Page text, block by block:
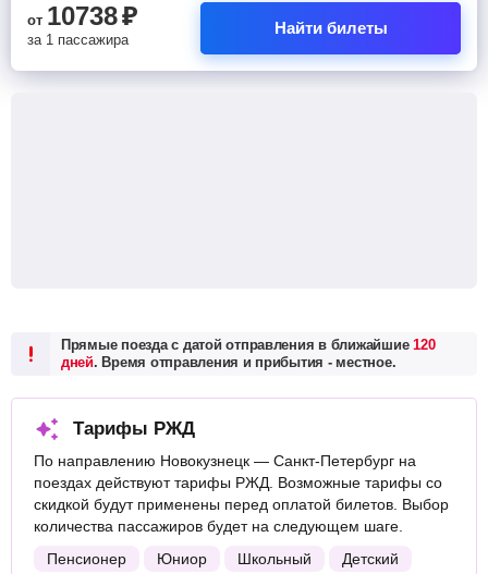
от 10738₽
за 1 пассажира
Найти билеты
Прямые поезда с датой отправления в ближайшие120
дней. Время отправления и прибытия - местное.
Тарифы РЖД
По направлению Новокузнецк — Санкт-Петербург на
поездах действуют тарифы РЖД. Возможные тарифы со
скидкой будут применены перед оплатой билетов. Выбор
количества пассажиров будет на следующем шаге.
Пенсионер
Юниор Школьный
Детский